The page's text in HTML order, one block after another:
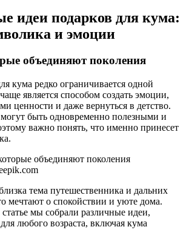
идеи подарков для кума:
и эмоции
объединяют поколения
кума редко ограничивается одной
является способом создать эмоции,
ценности и даже вернуться в детство.
быть одновременно полезными и
важно понять, что именно принесет
тема путешественника и дальних
мечтают о спокойствии и уюте дома.
мы собрали различные идеи,
любого возраста, включая кума